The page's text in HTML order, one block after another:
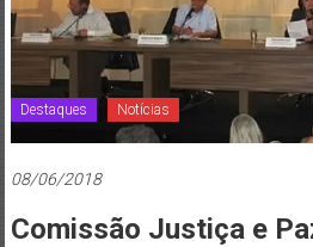
Brasília
Destaques Notícias
08/06/2018
Comissão Justiça e